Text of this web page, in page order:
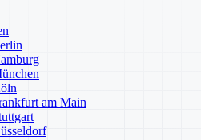
am Main